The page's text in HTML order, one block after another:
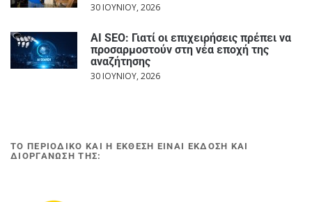
30 ΙΟΥΝΊΟΥ, 2026
AI SEO: Γιατί οι επιχειρήσεις πρέπει να
προσαρμοστούν στη νέα εποχή της
αναζήτησης
30 ΙΟΥΝΊΟΥ, 2026
ΤΟ ΠΕΡΙΟΔΙΚΟ ΚΑΙ Η ΕΚΘΕΣΗ ΕΙΝΑΙ ΕΚΔΟΣΗ ΚΑΙ
ΔΙΟΡΓΑΝΩΣΗ ΤΗΣ: